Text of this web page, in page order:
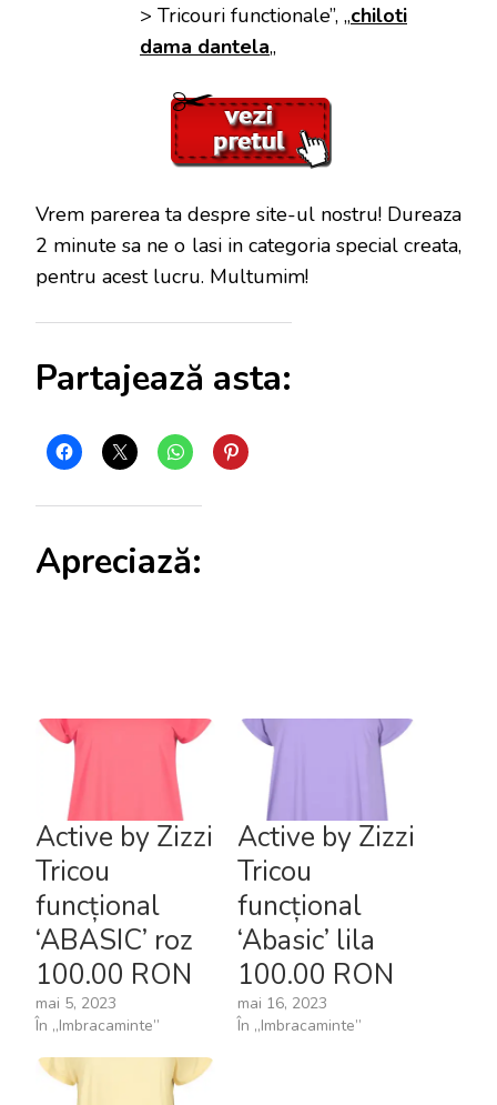
> Tricouri functionale”, „chiloti
dama dantela„
Vrem parerea ta despre site-ul nostru! Dureaza
2 minute sa ne o lasi in categoria special creata,
pentru acest lucru. Multumim!
Partajează asta:
Apreciază:
Active by Zizzi
Tricou
funcțional
‘ABASIC’ roz
100.00 RON
mai 5, 2023
În „Imbracaminte”
Active by Zizzi
Tricou
funcțional
‘Abasic’ lila
100.00 RON
mai 16, 2023
În „Imbracaminte”